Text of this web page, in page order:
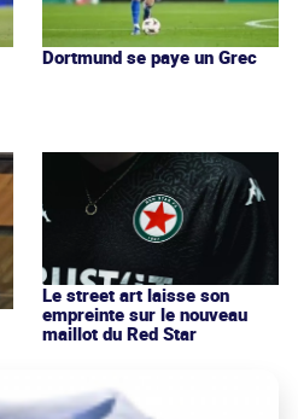
Dortmund se paye un Grec
Le street art laisse son
empreinte sur le nouveau
maillot du Red Star